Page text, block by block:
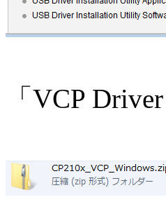
「VCP